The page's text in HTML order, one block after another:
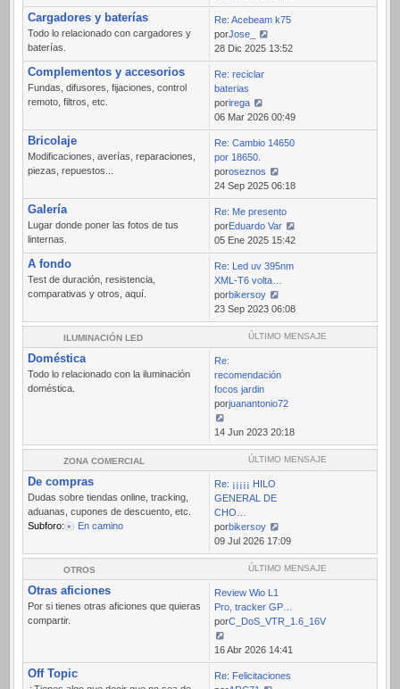
último
mensaje
Cargadores y baterías
Todo lo relacionado con cargadores y
baterías.
Re: Acebeam k75
porJose_
Ver
último
mensaje
28 Dic 2025 13:52
Complementos y accesorios
Fundas, difusores, fijaciones, control
remoto, filtros, etc.
Re: reciclar
baterias
porirega
Ver
último
mensaje
06 Mar 2026 00:49
Bricolaje
Modificaciones, averías, reparaciones,
piezas, repuestos...
Re: Cambio 14650
por 18650.
poroseznos
Ver
último
mensaje
24 Sep 2025 06:18
Galería
Lugar donde poner las fotos de tus
linternas.
Re: Me presento
porEduardo Var
Ver
último
mensaje
05 Ene 2025 15:42
A fondo
Test de duración, resistencia,
comparativas y otros, aquí.
Re: Led uv 395nm
XML-T6 volta…
porbikersoy
Ver
último
mensaje
23 Sep 2023 06:08
ILUMINACIÓN LED ÚLTIMO MENSAJE
Doméstica
Todo lo relacionado con la iluminación
doméstica.
Re:
recomendación
focos jardin
porjuanantonio72
Ver
último
mensaje
14 Jun 2023 20:18
ZONA COMERCIAL ÚLTIMO MENSAJE
De compras
Dudas sobre tiendas online, tracking,
aduanas, cupones de descuento, etc.
Subforo:
En camino
Re: ¡¡¡¡¡ HILO
GENERAL DE
CHO…
porbikersoy
Ver
último
mensaje
09 Jul 2026 17:09
OTROS ÚLTIMO MENSAJE
Otras aficiones
Por si tienes otras aficiones que quieras
compartir.
Review Wio L1
Pro, tracker GP…
porC_DoS_VTR_1.6_16V
Ver
último
mensaje
16 Abr 2026 14:41
Off Topic
Re: Felicitaciones